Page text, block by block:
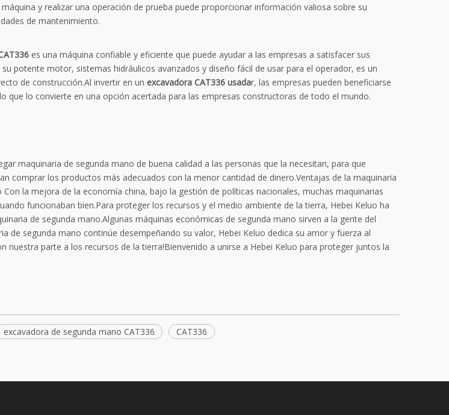
y realizar una operación de prueba puede proporcionar información valiosa sobre su
de mantenimiento.
es una máquina confiable y eficiente que puede ayudar a las empresas a satisfacer sus
potente motor, sistemas hidráulicos avanzados y diseño fácil de usar para el operador, es un
de construcción.Al invertir en un excavadora CAT336 usadar, las empresas pueden beneficiarse
que lo convierte en una opción acertada para las empresas constructoras de todo el mundo.
maquinaria de segunda mano de buena calidad a las personas que la necesitan, para que
comprar los productos más adecuados con la menor cantidad de dinero.Ventajas de la maquinaria
Con la mejora de la economía china, bajo la gestión de políticas nacionales, muchas maquinarias
funcionaban bien.Para proteger los recursos y el medio ambiente de la tierra, Hebei Keluo ha
de segunda mano.Algunas máquinas económicas de segunda mano sirven a la gente del
de segunda mano continúe desempeñando su valor, Hebei Keluo dedica su amor y fuerza al
nuestra parte a los recursos de la tierra!Bienvenido a unirse a Hebei Keluo para proteger juntos la
excavadora de segunda mano CAT336 CAT336